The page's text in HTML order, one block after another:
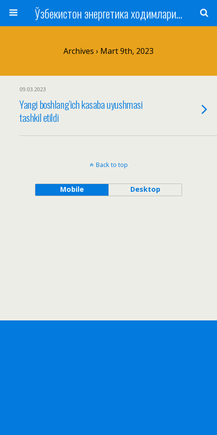
Ўзбекистон энергетика ходимлари касаба уюшмаси
Archives › Mart 9th, 2023
09.03.2023
Yangi boshlang’ich kasaba uyushmasi
tashkil etildi
Back to top
Mobile Desktop